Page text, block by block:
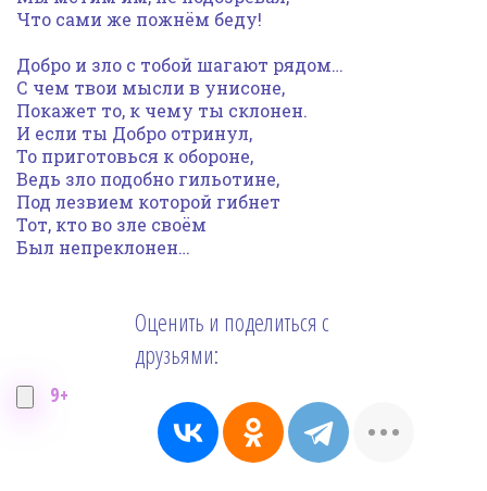
Что сами же пожнём беду!
Добро и зло с тобой шагают рядом…
С чем твои мысли в унисоне,
Покажет то, к чему ты склонен.
И если ты Добро отринул,
То приготовься к обороне,
Ведь зло подобно гильотине,
Под лезвием которой гибнет
Тот, кто во зле своём
Был непреклонен…
9+
Оценить и поделиться с
друзьями: